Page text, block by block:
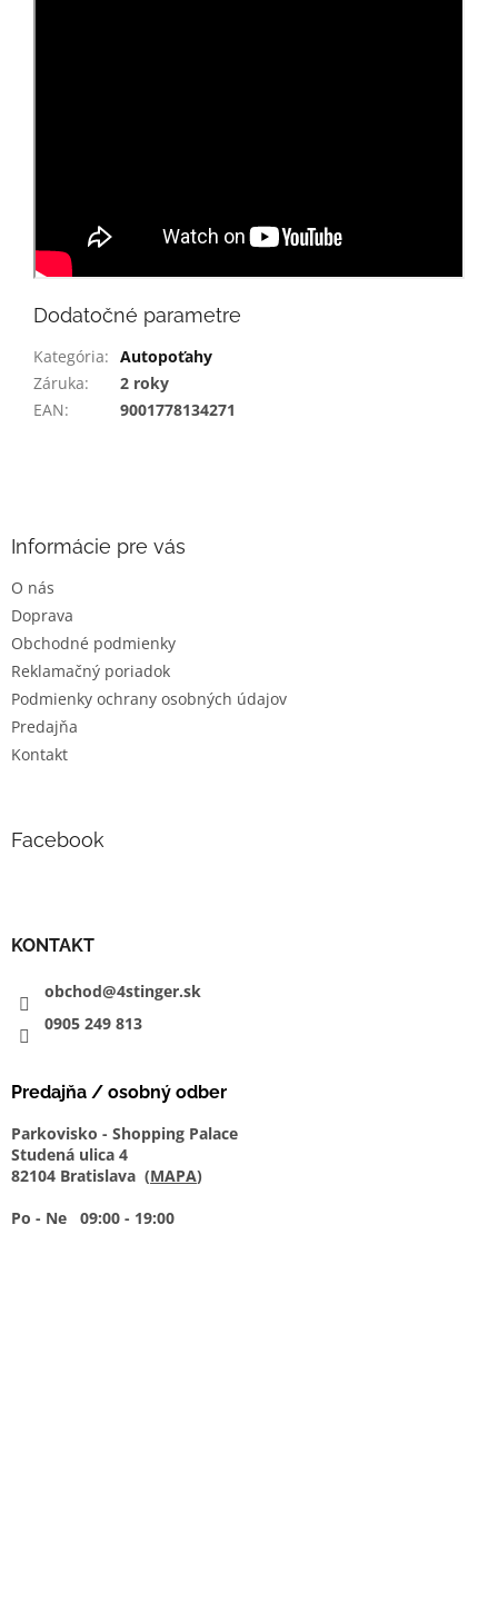
Dodatočné parametre
Kategória: Autopoťahy
Záruka:
2 roky
EAN: 9001778134271
Informácie pre vás
O nás
Doprava
Obchodné podmienky
Reklamačný poriadok
Podmienky ochrany osobných údajov
Predajňa
Kontakt
Facebook
KONTAKT
obchod@4stinger.sk
0905 249 813
Predajňa / osobný odber
Parkovisko - Shopping Palace
Studená ulica 4
82104 Bratislava (MAPA)
Po - Ne 09:00 - 19:00